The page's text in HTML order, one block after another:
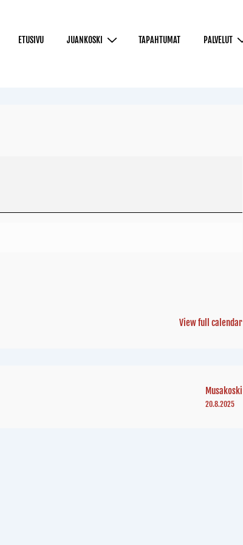
ETUSIVU JUANKOSKI TAPAHTUMAT PALVELUT
View full calendar
Musakoski
20.8.2025